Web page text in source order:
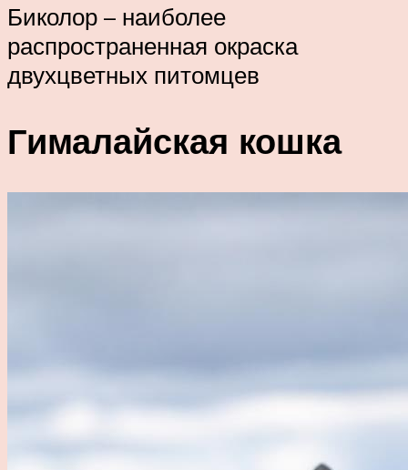
Биколор – наиболее
распространенная окраска
двухцветных питомцев
Гималайская кошка